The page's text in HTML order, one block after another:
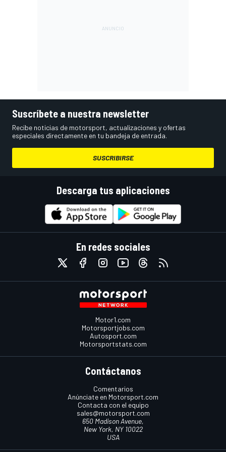
Suscríbete a nuestra newsletter
Recibe noticias de motorsport, actualizaciones y ofertas
especiales directamente en tu bandeja de entrada.
SUSCRIBIRSE
Descarga tus aplicaciones
En redes sociales
Motor1.com
Motorsportjobs.com
Autosport.com
Motorsportstats.com
Contáctanos
Comentarios
Anúnciate en Motorsport.com
Contacta con el equipo
sales@motorsport.com
650 Madison Avenue,
New York, NY 10022
USA